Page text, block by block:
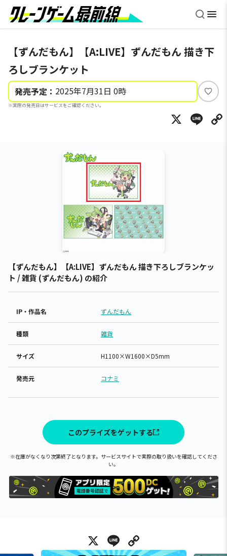
【ずんだもん】【A:LIVE】ずんだもん 描き下
ろしブランケット
発売予定： 2025年7月31日 0時
※実際の発売日はサービスをご確認ください。
い
ね
X
【ずんだもん】【A:LIVE】ずんだもん 描き下ろしブランケッ
ト / 雑貨 (ずんだもん) の紹介
IP・作品名 ずんだもん
種類 雑貨
サイズ H1100×W1600×D5mm
発売元 コナミ
このプライズをゲットする
※在庫がなくなり次第終了となります。サービスサイトで実際の取り扱いを確認してくださ
い。
X Line